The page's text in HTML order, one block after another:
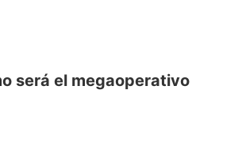
será el megaoperativo